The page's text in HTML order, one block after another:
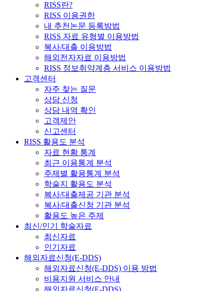
RISS란?
RISS 이용권한
내 추천논문 등록방법
RISS 자료 유형별 이용방법
복사/대출 이용방법
해외전자자료 이용방법
RISS 정보취약계층 서비스 이용방법
고객센터
자주 찾는 질문
상담 신청
상담 내역 확인
고객제안
신고센터
RISS 활용도 분석
자료 현황 통계
최근 이용통계 분석
주제별 활용통계 분석
학술지 활용도 분석
복사/대출제공 기관 분석
복사/대출신청 기관 분석
활용도 높은 주제
최신/인기 학술자료
최신자료
인기자료
해외자료신청(E-DDS)
해외자료신청(E-DDS) 이용 방법
비용지원 서비스 안내